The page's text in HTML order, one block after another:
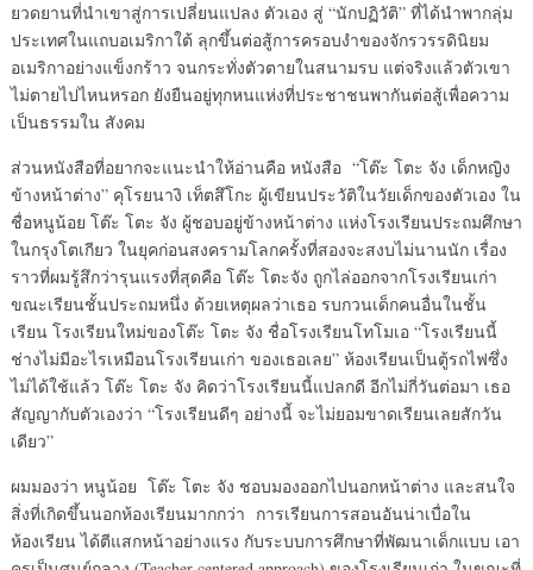
ยวดยานที่นำเขาสู่การเปลี่ยนแปลง ตัวเอง สู่ “นักปฏิวัติ” ที่ได้นำพากลุ่ม
ประเทศในแถบอเมริกาใต้ ลุกขึ้นต่อสู้การครอบงำของจักรวรรดินิยม
อเมริกาอย่างแข็งกร้าว จนกระทั่งตัวตายในสนามรบ แต่จริงแล้วตัวเขา
ไม่ตายไปไหนหรอก ยังยืนอยู่ทุกหนแห่งที่ประชาชนพากันต่อสู้เพื่อความ
เป็นธรรมใน สังคม
ส่วนหนังสือที่อยากจะแนะนำให้อ่านคือ หนังสือ “โต๊ะ โตะ จัง เด็กหญิง
ข้างหน้าต่าง” คุโรยนางิ เท็ตสึโกะ ผู้เขียนประวัติในวัยเด็กของตัวเอง ใน
ชื่อหนูน้อย โต๊ะ โตะ จัง ผู้ชอบอยู่ข้างหน้าต่าง แห่งโรงเรียนประถมศึกษา
ในกรุงโตเกียว ในยุคก่อนสงครามโลกครั้งที่สองจะสงบไม่นานนัก เรื่อง
ราวที่ผมรู้สึกว่ารุนแรงที่สุดคือ โต๊ะ โตะจัง ถูกไล่ออกจากโรงเรียนเก่า
ขณะเรียนชั้นประถมหนึ่ง ด้วยเหตุผลว่าเธอ รบกวนเด็กคนอื่นในชั้น
เรียน โรงเรียนใหม่ของโต๊ะ โตะ จัง ชื่อโรงเรียนโทโมเอ “โรงเรียนนี้
ช่างไม่มีอะไรเหมือนโรงเรียนเก่า ของเธอเลย” ห้องเรียนเป็นตู้รถไฟซึ่ง
ไม่ได้ใช้แล้ว โต๊ะ โตะ จัง คิดว่าโรงเรียนนี้แปลกดี อีกไม่กี่วันต่อมา เธอ
สัญญากับตัวเองว่า “โรงเรียนดีๆ อย่างนี้ จะไม่ยอมขาดเรียนเลยสักวัน
เดียว”
ผมมองว่า หนูน้อย โต๊ะ โตะ จัง ชอบมองออกไปนอกหน้าต่าง และสนใจ
สิ่งที่เกิดขึ้นนอกห้องเรียนมากกว่า การเรียนการสอนอันน่าเบื่อใน
ห้องเรียน ได้ตีแสกหน้าอย่างแรง กับระบบการศึกษาที่พัฒนาเด็กแบบ เอา